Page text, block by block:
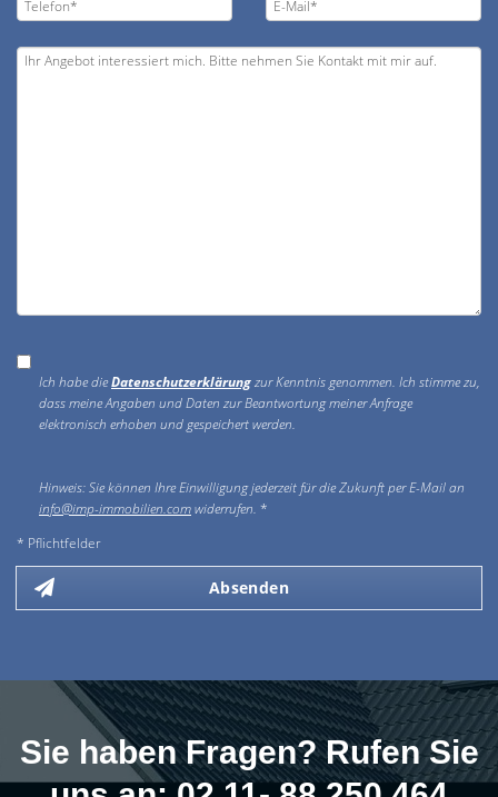
Ich habe dieDatenschutzerklärungzur Kenntnis genommen. Ich stimme zu,
dass meine Angaben und Daten zur Beantwortung meiner Anfrage
elektronisch erhoben und gespeichert werden.
Hinweis: Sie können Ihre Einwilligung jederzeit für die Zukunft per E-Mail an
info@imp-immobilien.comwiderrufen. *
* Pflichtfelder
Absenden
Sie haben Fragen? Rufen Sie